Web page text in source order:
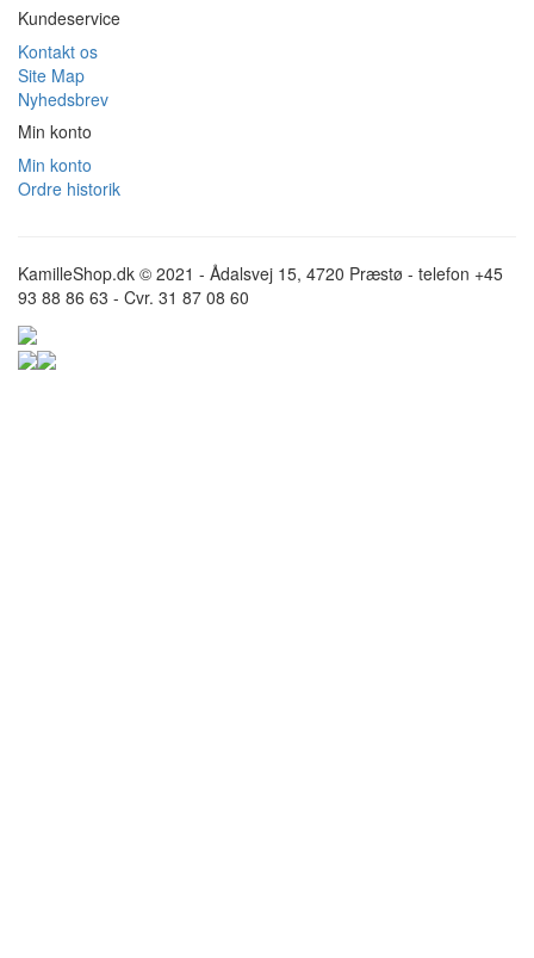
Kundeservice
Kontakt os
Site Map
Nyhedsbrev
Min konto
Min konto
Ordre historik
KamilleShop.dk © 2021 - Ådalsvej 15, 4720 Præstø - telefon +45
93 88 86 63 - Cvr. 31 87 08 60